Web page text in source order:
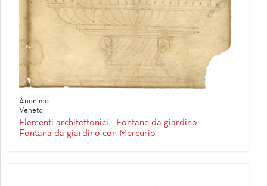
Anonimo
Veneto
Elementi architettonici - Fontane da giardino -
Fontana da giardino con Mercurio